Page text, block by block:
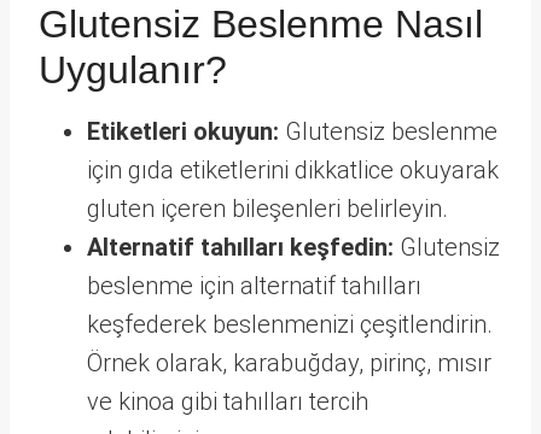
Glutensiz Beslenme Nasıl
Uygulanır?
Etiketleri okuyun: Glutensiz beslenme
için gıda etiketlerini dikkatlice okuyarak
gluten içeren bileşenleri belirleyin.
Alternatif tahılları keşfedin: Glutensiz
beslenme için alternatif tahılları
keşfederek beslenmenizi çeşitlendirin.
Örnek olarak, karabuğday, pirinç, mısır
ve kinoa gibi tahılları tercih